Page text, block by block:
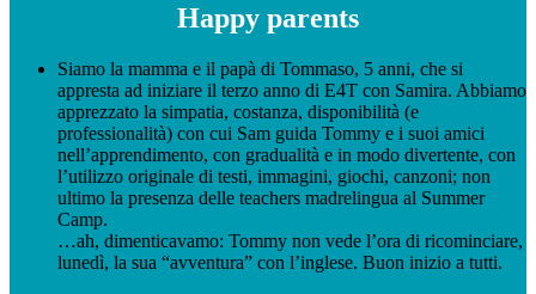
Happy parents
Siamo la mamma e il papà di Tommaso, 5 anni, che si
appresta ad iniziare il terzo anno di E4T con Samira. Abbiamo
apprezzato la simpatia, costanza, disponibilità (e
professionalità) con cui Sam guida Tommy e i suoi amici
nell’apprendimento, con gradualità e in modo divertente, con
l’utilizzo originale di testi, immagini, giochi, canzoni; non
ultimo la presenza delle teachers madrelingua al Summer
Camp.
…ah, dimenticavamo: Tommy non vede l’ora di ricominciare,
lunedì, la sua “avventura” con l’inglese. Buon inizio a tutti.